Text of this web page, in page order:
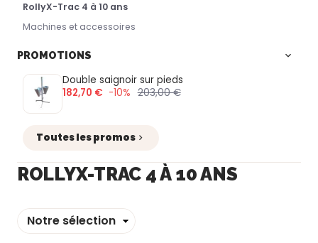
RollyX-Trac 4 à 10 ans
Machines et accessoires
PROMOTIONS
Double saignoir sur pieds
182,70 € -10% 203,00 €
Toutes les promos
ROLLYX-TRAC 4 À 10 ANS
Trier